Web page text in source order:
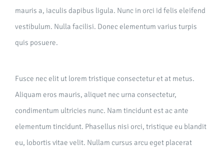
mauris a, iaculis dapibus ligula. Nunc in orci id felis eleifend
vestibulum. Nulla facilisi. Donec elementum varius turpis
quis posuere.
Fusce nec elit ut lorem tristique consectetur et at metus.
Aliquam eros mauris, aliquet nec urna consectetur,
condimentum ultricies nunc. Nam tincidunt est ac ante
elementum tincidunt. Phasellus nisi orci, tristique eu blandit
eu, lobortis vitae velit. Nullam cursus arcu eget placerat